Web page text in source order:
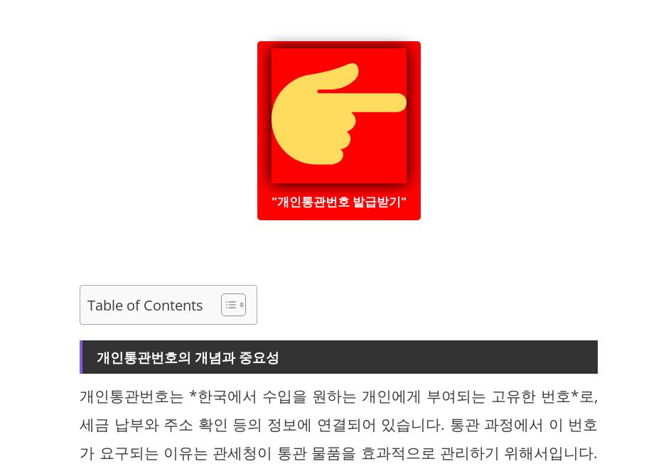
"개인통관번호 발급받기"
Table of Contents
개인통관번호의 개념과 중요성
개인통관번호는 *한국에서 수입을 원하는 개인에게 부여되는 고유한 번호*로,
세금 납부와 주소 확인 등의 정보에 연결되어 있습니다. 통관 과정에서 이 번호
가 요구되는 이유는 관세청이 통관 물품을 효과적으로 관리하기 위해서입니다.